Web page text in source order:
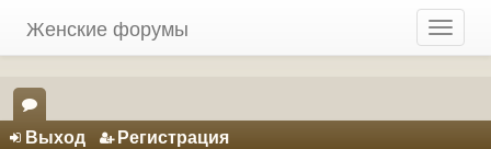
T
o
l
Женские форумы
Регистрация
ор
Выход Регистрация